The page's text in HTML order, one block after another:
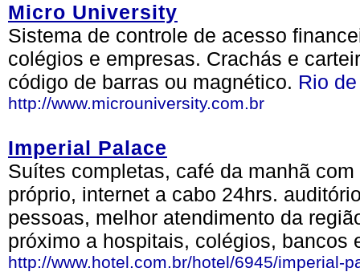
Micro University
Sistema de controle de acesso
colégios e empresas. Crachás e
código de barras ou magnético. Rio
http://www.microuniversity.com.br
Imperial Palace
Suítes completas, café da manhã
próprio, internet a cabo 24hrs.
pessoas, melhor atendimento da
próximo a hospitais, colégios, bancos
http://www.hotel.com.br/hotel/6945/imperial-